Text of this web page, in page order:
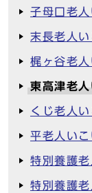
子母口老
末長老人
梶ヶ谷老
東高津老
くじ老人
平老人いこ
特別養護
特別養護